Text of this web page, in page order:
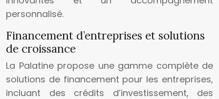
personnalisé.
Financement d’entreprises et solutions
de croissance
La Palatine propose une gamme complète de
solutions de financement pour les entreprises,
incluant des crédits d’investissement, des